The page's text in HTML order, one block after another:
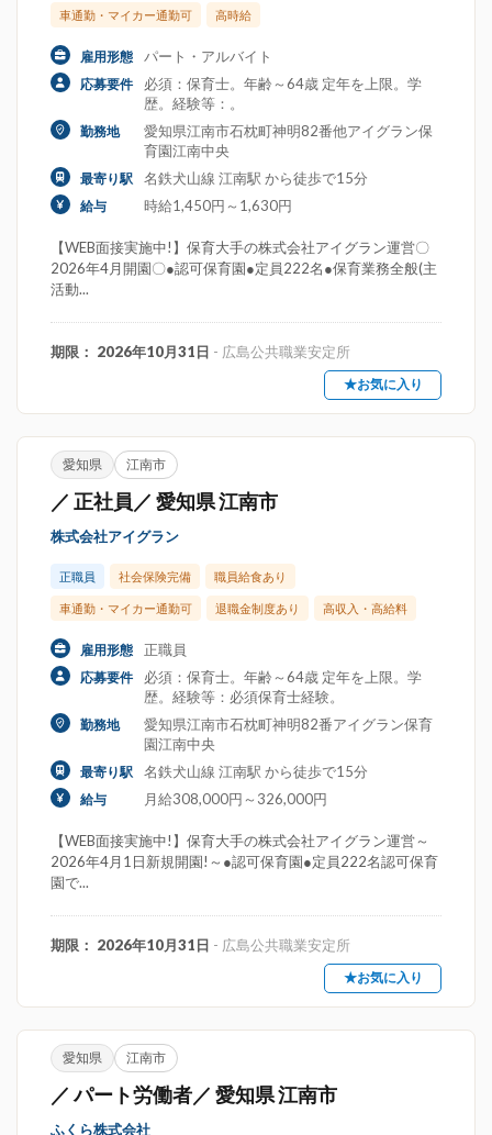
車通勤・マイカー通勤可 高時給
雇用形態 パート・アルバイト
応募要件
必須：保育士。年齢～64歳 定年を上限。学
歴。経験等：。
勤務地
愛知県江南市石枕町神明82番他アイグラン保
育園江南中央
最寄り駅 名鉄犬山線 江南駅 から徒歩で15分
給与 時給1,450円～1,630円
【WEB面接実施中!】保育大手の株式会社アイグラン運営〇
2026年4月開園〇●認可保育園●定員222名●保育業務全般(主
活動...
期限： 2026年10月31日 - 広島公共職業安定所
★お気に入り
愛知県 江南市
／ 正社員／ 愛知県 江南市
株式会社アイグラン
正職員 社会保険完備 職員給食あり
車通勤・マイカー通勤可 退職金制度あり 高収入・高給料
雇用形態 正職員
応募要件
必須：保育士。年齢～64歳 定年を上限。学
歴。経験等：必須保育士経験。
勤務地
愛知県江南市石枕町神明82番アイグラン保育
園江南中央
最寄り駅 名鉄犬山線 江南駅 から徒歩で15分
給与 月給308,000円～326,000円
【WEB面接実施中!】保育大手の株式会社アイグラン運営～
2026年4月1日新規開園!～●認可保育園●定員222名認可保育
園で...
期限： 2026年10月31日 - 広島公共職業安定所
★お気に入り
愛知県 江南市
／ パート労働者／ 愛知県 江南市
ふくら株式会社